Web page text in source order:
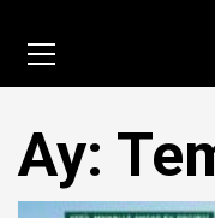
Menu
Ay: